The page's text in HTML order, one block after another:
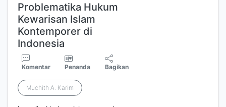
Problematika Hukum
Kewarisan Islam
Kontemporer di
Indonesia
Komentar Penanda Bagikan
Muchith A. Karim